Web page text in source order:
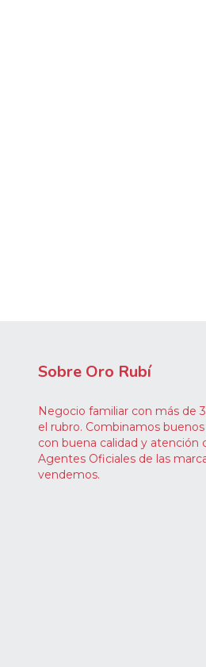
Sobre Oro Rubí
Negocio familiar con más de
el rubro. Combinamos
con buena calidad y atención
Agentes Oficiales de las
vendemos.